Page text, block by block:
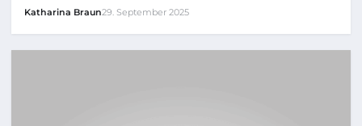
Katharina Braun29. September 2025